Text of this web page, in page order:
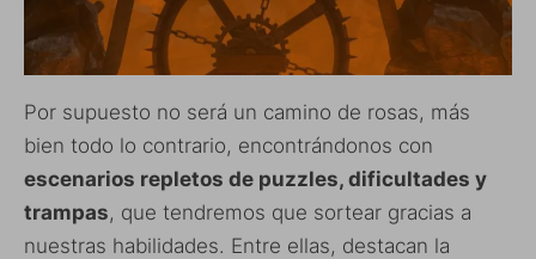
Por supuesto no será un camino de rosas, más
bien todo lo contrario, encontrándonos con
escenarios repletos de puzzles, dificultades y
trampas, que tendremos que sortear gracias a
nuestras habilidades. Entre ellas, destacan la